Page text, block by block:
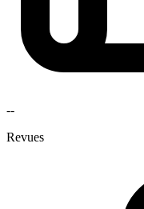
--
Revues